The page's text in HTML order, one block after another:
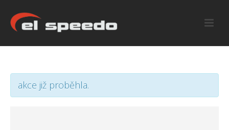
akce již proběhla.